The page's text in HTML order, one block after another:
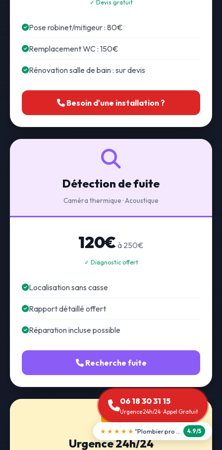
✓ Devis gratuit
Pose robinet/mitigeur : 80€
Remplacement WC : 150€
Rénovation salle de bain : sur devis
Besoin d'une installation ?
Détection de fuite
Caméra thermique · Acoustique
120€ à 250€
✓ Diagnostic offert
Localisation sans casse
Rapport détaillé offert
Réparation incluse possible
Recherche fuite
Urgence 24h/24
06 18 30 31 15
Urgence 24h/24 · Appel Gratuit
★★★★★ "Débouchage WC en 30 min" 5.0/5